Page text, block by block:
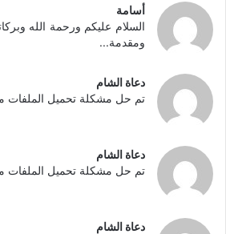
أسامة
السلام عليكم ورحمة الله
ومقدمة...
دعاة الشام
تم حل مشكلة تحميل الملفات
دعاة الشام
تم حل مشكلة تحميل الملفات
دعاة الشام